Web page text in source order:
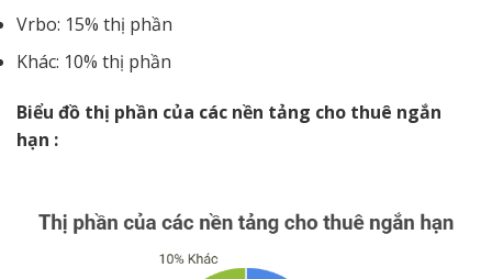
Vrbo: 15% thị phần
Khác: 10% thị phần
Biểu đồ thị phần của các nền tảng cho thuê ngắn
hạn :